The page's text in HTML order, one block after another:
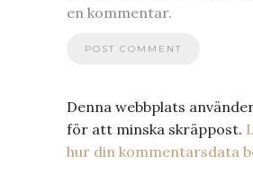
en kommentar.
Denna webbplats
för att minska skräppost.
hur din kommentarsdata